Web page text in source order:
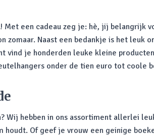
Met een cadeau zeg je: hè, jij
zomaar. Naast een bedankje is het
vind je honderden leuke kleine
onder de tien euro tot
Wij hebben in ons assortiment allerlei
Of geef je vrouw een geinige